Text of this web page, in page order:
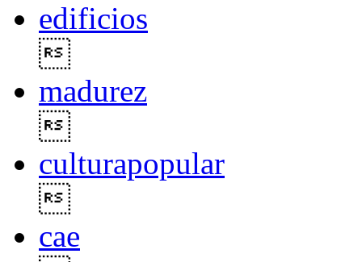
edificios
madurez
culturapopular
cae